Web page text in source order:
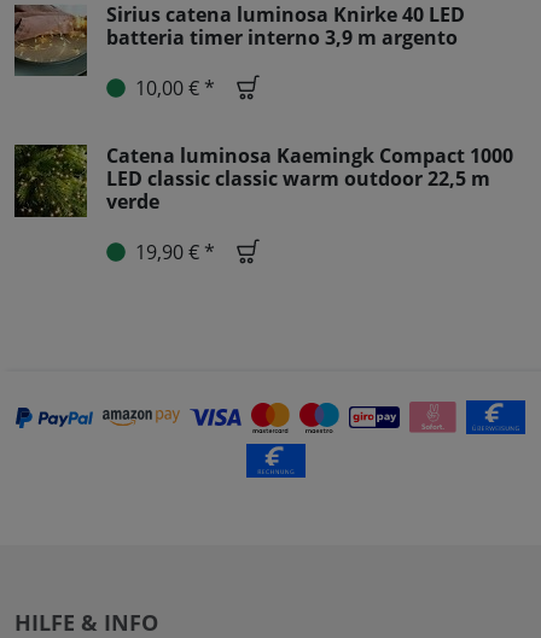
Sirius catena luminosa Knirke 40 LED
batteria timer interno 3,9 m argento
10,00 € *
Catena luminosa Kaemingk Compact 1000
LED classic classic warm outdoor 22,5 m
verde
19,90 € *
HILFE & INFO